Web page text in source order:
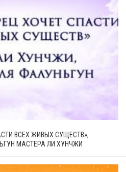
ВСЕХ ЖИВЫХ СУЩЕСТВ»,
МАСТЕРА ЛИ ХУНЧЖИ